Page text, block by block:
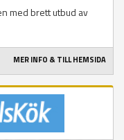
med brett utbud av
MER INFO & TILL HEMSIDA